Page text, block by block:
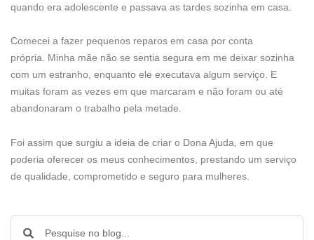
quando era adolescente e passava as tardes sozinha em casa.
Comecei a fazer pequenos reparos em casa por conta
própria. Minha mãe não se sentia segura em me deixar sozinha
com um estranho, enquanto ele executava algum serviço. E
muitas foram as vezes em que marcaram e não foram ou até
abandonaram o trabalho pela metade.
Foi assim que surgiu a ideia de criar o Dona Ajuda, em que
poderia oferecer os meus conhecimentos, prestando um serviço
de qualidade, comprometido e seguro para mulheres.